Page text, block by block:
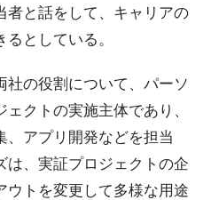
者と話をして、キャリアの
としている。
社の役割について、パーソ
クトの実施主体であり、
、アプリ開発などを担当
は、実証プロジェクトの企
ウトを変更して多様な用途